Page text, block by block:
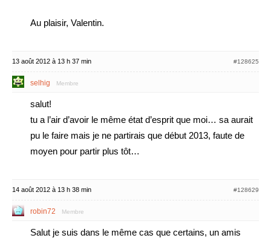
Au plaisir, Valentin.
13 août 2012 à 13 h 37 min #128625
selhig Membre
salut!
tu a l’air d’avoir le même état d’esprit que moi… sa aurait
pu le faire mais je ne partirais que début 2013, faute de
moyen pour partir plus tôt…
14 août 2012 à 13 h 38 min #128629
robin72 Membre
Salut je suis dans le même cas que certains, un amis